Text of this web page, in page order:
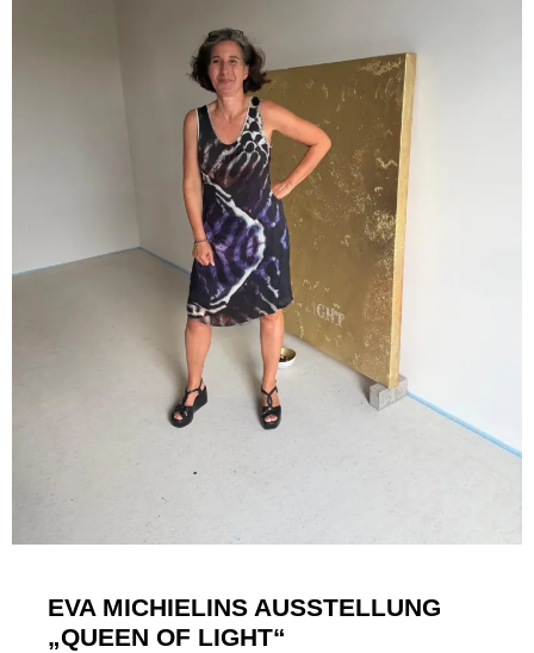
EVA MICHIELINS AUSSTELLUNG
„QUEEN OF LIGHT“